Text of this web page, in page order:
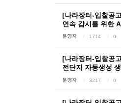
[나라장터-입찰공
연속 감시를 위한
운영자 1714 0
[나라장터-입찰공
전단지 자동생성
운영자 3217 0